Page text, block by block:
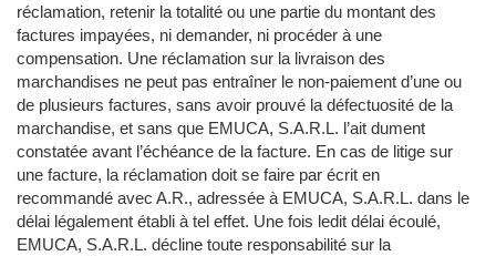
réclamation, retenir la totalité ou une partie du montant des
factures impayées, ni demander, ni procéder à une
compensation. Une réclamation sur la livraison des
marchandises ne peut pas entraîner le non-paiement d’une ou
de plusieurs factures, sans avoir prouvé la défectuosité de la
marchandise, et sans que EMUCA, S.A.R.L. l’ait dument
constatée avant l’échéance de la facture. En cas de litige sur
une facture, la réclamation doit se faire par écrit en
recommandé avec A.R., adressée à EMUCA, S.A.R.L. dans le
délai légalement établi à tel effet. Une fois ledit délai écoulé,
EMUCA, S.A.R.L. décline toute responsabilité sur la